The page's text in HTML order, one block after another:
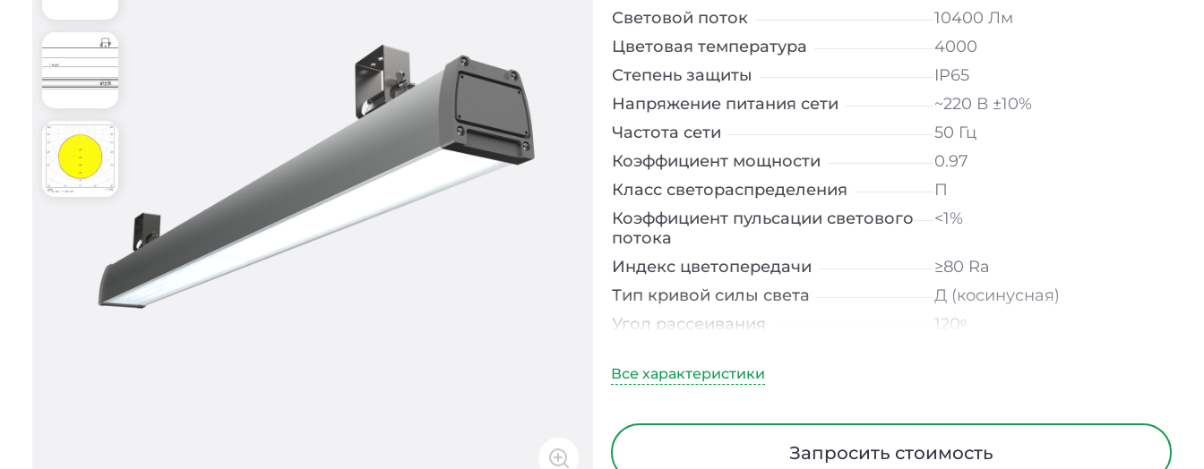
Световой поток
10400 Лм
Цветовая температура
4000
Степень защиты
IP65
Напряжение питания сети
~220 В ±10%
Частота сети
50 Гц
Коэффициент мощности
0.97
Класс светораспределения
П
Коэффициент пульсации светового
потока
<1%
Индекс цветопередачи
≥80 Ra
Тип кривой силы света
Д (косинусная)
Угол рассеивания
120ᵒ
Диапазон рабочих температур
Материал корпуса
Запросить стоимость